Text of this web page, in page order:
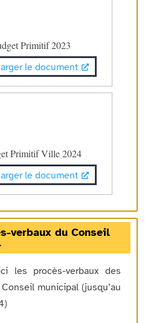
Primitif 2023
le document
Primitif Ville 2024
le document
verbaux du Conseil
les procès-verbaux des
municipal (jusqu’au